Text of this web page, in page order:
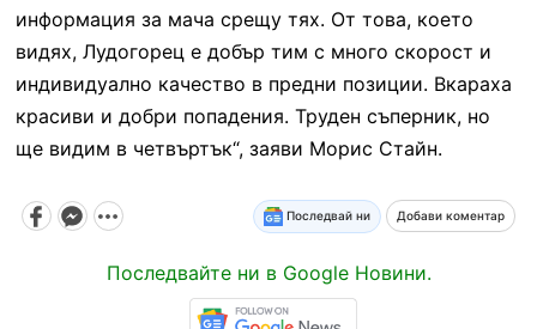
информация за мача срещу тях. От това, което
видях, Лудогорец е добър тим с много скорост и
индивидуално качество в предни позиции. Вкараха
красиви и добри попадения. Труден съперник, но
ще видим в четвъртък“, заяви Морис Стайн.
Последвай ни Добави коментар
Последвайте ни в Google Новини.